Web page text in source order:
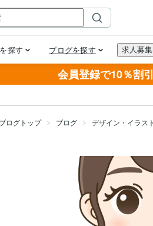
会員登録で10％割
ブログトップ ブログ デザイン・イラスト